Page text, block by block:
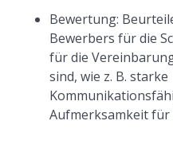
Bewertung:
Bewerbers für die
für die
sind, wie z. B. starke
Aufmerksamkeit für